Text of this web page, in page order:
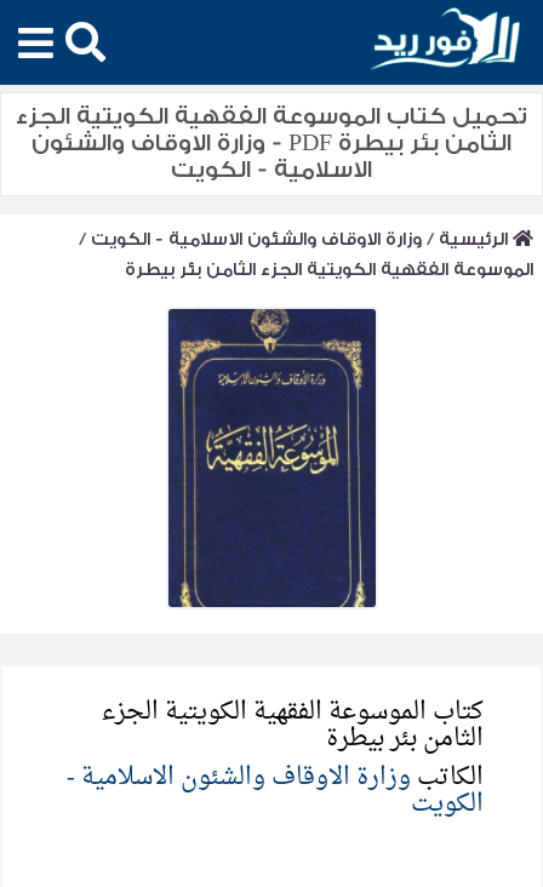
تحميل كتاب الموسوعة الفقهية الكويتية الجزء
الثامن بئر بيطرة PDF - وزارة الاوقاف والشئون
الاسلامية - الكويت
الرئيسية /وزارة الاوقاف والشئون الاسلامية - الكويت /
الموسوعة الفقهية الكويتية الجزء الثامن بئر بيطرة
كتاب الموسوعة الفقهية الكويتية الجزء
الثامن بئر بيطرة
الكاتبوزارة الاوقاف والشئون الاسلامية -
الكويت